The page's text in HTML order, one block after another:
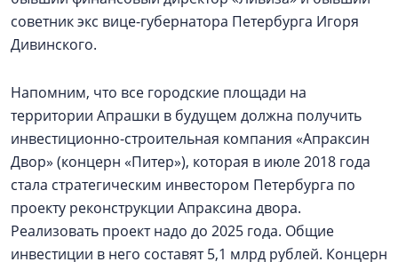
советник экс вице-губернатора Петербурга Игоря
Дивинского.
Напомним, что все городские площади на
территории Апрашки в будущем должна получить
инвестиционно-строительная компания «Апраксин
Двор» (концерн «Питер»), которая в июле 2018 года
стала стратегическим инвестором Петербурга по
проекту реконструкции Апраксина двора.
Реализовать проект надо до 2025 года. Общие
инвестиции в него составят 5,1 млрд рублей. Концерн